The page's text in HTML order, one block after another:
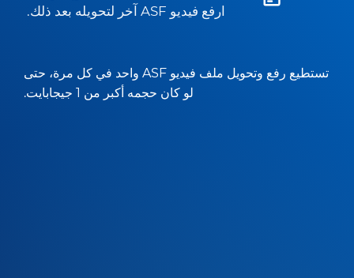
ارفع فيديو ASF آخر لتحويله بعد ذلك.
تستطيع رفع وتحويل ملف فيديو ASF واحد في كل مرة، حتى
لو كان حجمه أكبر من 1 جيجابايت.